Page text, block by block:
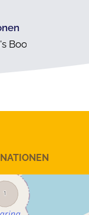
Boote